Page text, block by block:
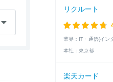
3.4
リクルート
業界：
本社： 東京都
楽天カード